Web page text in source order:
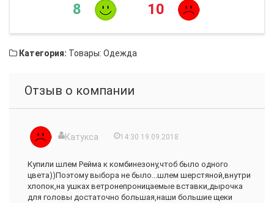
8 10
Категория: Товары: Одежда
Отзыв о компании
Катукса 14:30 19.09.2018
Купили шлем Рейма к комбинезону,чтоб было одного
цвета))Поэтому выбора не было...шлем шерстяной,внутри
хлопок,на ушках ветронепроницаемые вставки,дырочка
для головы достаточно большая,наши большие щеки